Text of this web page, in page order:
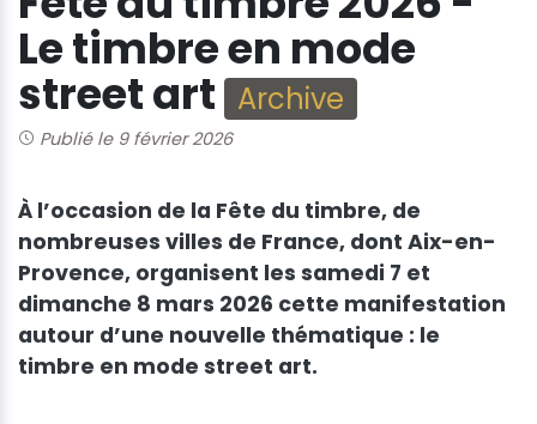
Le timbre en mode
street art Archive
Publié le 9 février 2026
À l’occasion de la Fête du timbre, de
nombreuses villes de France, dont Aix-en-
Provence, organisent les samedi 7 et
dimanche 8 mars 2026 cette manifestation
autour d’une nouvelle thématique : le
timbre en mode street art.